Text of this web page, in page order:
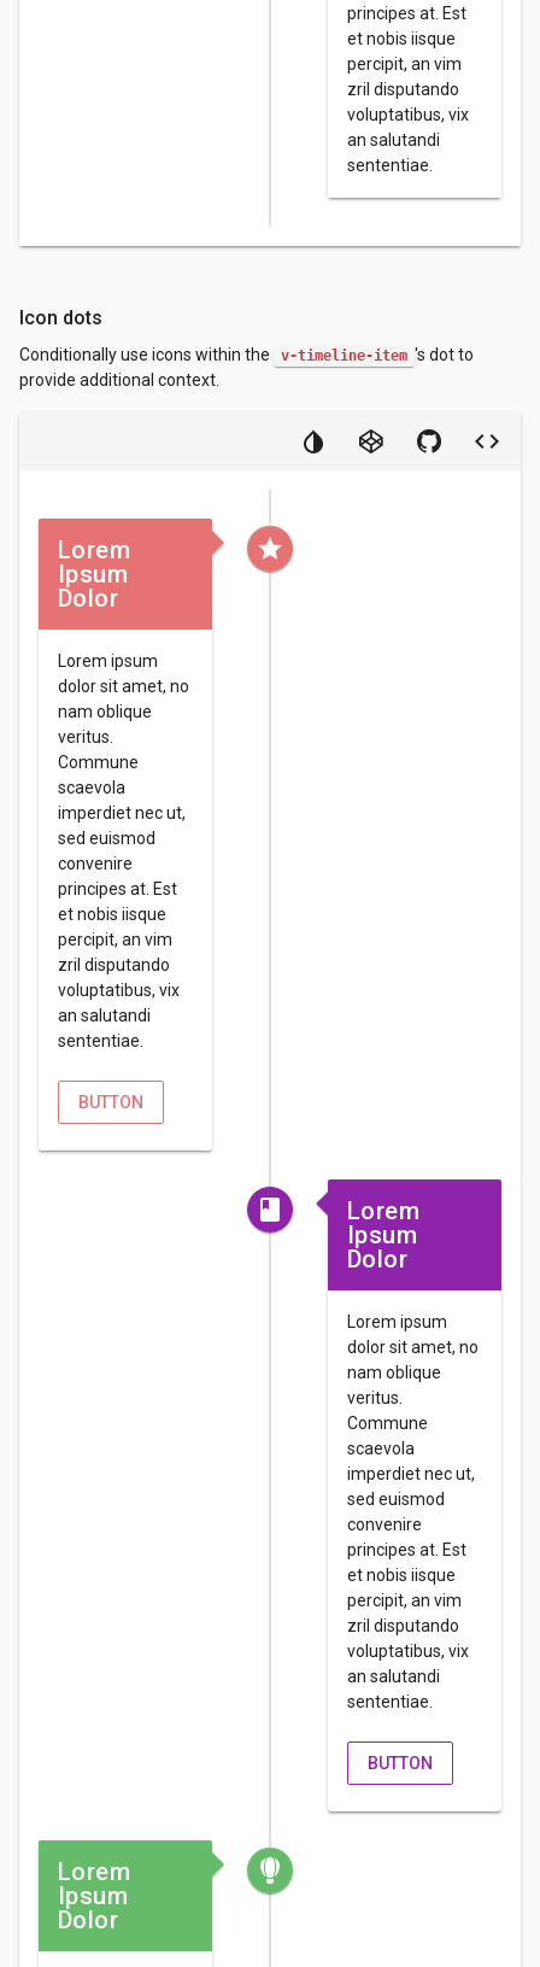
principes at. Est
et nobis iisque
percipit, an vim
zril disputando
voluptatibus, vix
an salutandi
sententiae.
Icon dots
Conditionally use icons within the v-timeline-item 's dot to
provide additional context.
Lorem
Ipsum
Dolor
Lorem ipsum
dolor sit amet, no
nam oblique
veritus.
Commune
scaevola
imperdiet nec ut,
sed euismod
convenire
principes at. Est
et nobis iisque
percipit, an vim
zril disputando
voluptatibus, vix
an salutandi
sententiae.
BUTTON
Lorem
Ipsum
Dolor
Lorem ipsum
dolor sit amet, no
nam oblique
veritus.
Commune
scaevola
imperdiet nec ut,
sed euismod
convenire
principes at. Est
et nobis iisque
percipit, an vim
zril disputando
voluptatibus, vix
an salutandi
sententiae.
BUTTON
Lorem
Ipsum
Dolor